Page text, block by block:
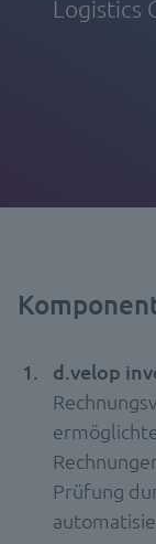
Logistics
d.velop
Prüfung